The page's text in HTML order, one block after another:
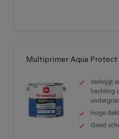
Multiprimer Aqua Protect
Verkrijgt
hechting
Hoge
Goed